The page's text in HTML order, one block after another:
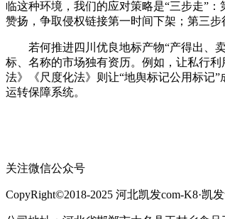
临这种环境，我们的应对策略是“三步走”
赞扬，争取侵权链接第一时间下架；第三
若何推进四川优良地标产物“产得出、卖
标、名称的市场独有资历。例如，让私行
法》《尺度化法》则让“地舆标记公用标记
运转保障系统。
关注微信公众号
CopyRight©2018-2025 河北凯发com-K8·凯